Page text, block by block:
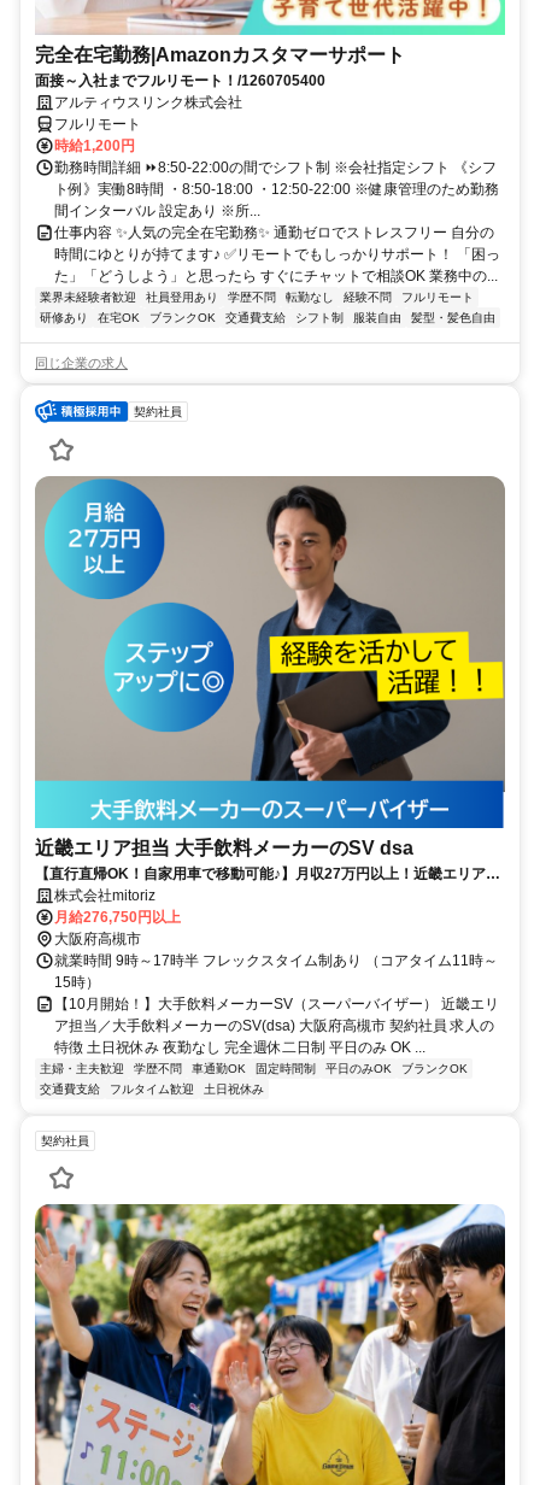
完全在宅勤務|Amazonカスタマーサポート
面接～入社までフルリモート！/1260705400
アルティウスリンク株式会社
フルリモート
時給1,200円
勤務時間詳細 ⏩8:50-22:00の間でシフト制 ※会社指定シフト 《シフ
ト例》実働8時間 ・8:50-18:00 ・12:50-22:00 ※健康管理のため勤務
間インターバル 設定あり ※所...
仕事内容 ✨人気の完全在宅勤務✨ 通勤ゼロでストレスフリー 自分の
時間にゆとりが持てます♪ ✅リモートでもしっかりサポート！ 「困っ
た」「どうしよう」と思ったら すぐにチャットで相談OK 業務中の...
業界未経験者歓迎 社員登用あり 学歴不問 転勤なし 経験不問
フルリモート
研修あり
在宅OK ブランクOK 交通費支給 シフト制 服装自由 髪型・髪色自由
同じ企業の求人
契約社員
近畿エリア担当 大手飲料メーカーのSV dsa
【直行直帰OK！自家用車で移動可能♪】月収27万円以上！近畿エリアの
SV募集！
株式会社mitoriz
月給276,750円以上
大阪府高槻市
就業時間 9時～17時半 フレックスタイム制あり （コアタイム11時～
15時）
【10月開始！】大手飲料メーカーSV（スーパーバイザー） 近畿エリ
ア担当／大手飲料メーカーのSV(dsa) 大阪府高槻市 契約社員 求人の
特徴 土日祝休み 夜勤なし 完全週休二日制 平日のみ OK ...
主婦・主夫歓迎 学歴不問 車通勤OK 固定時間制 平日のみOK
ブランクOK
交通費支給
フルタイム歓迎 土日祝休み
契約社員